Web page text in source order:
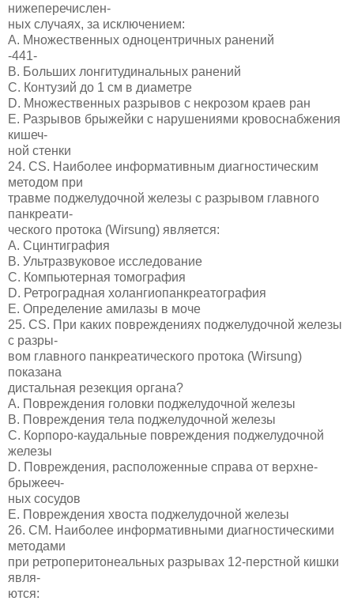
нижеперечислен-
ных случаях, за исключением:
А. Множественных одноцентричных ранений
-441-
B. Больших лонгитудинальных ранений
C. Контузий до 1 см в диаметре
D. Множественных разрывов с некрозом краев ран
E. Разрывов брыжейки с нарушениями кровоснабжения
кишеч-
ной стенки
24. CS. Наиболее информативным диагностическим
методом при
травме поджелудочной железы с разрывом главного
панкреати-
ческого протока (Wirsung) является:
A. Сцинтиграфия
B. Ультразвуковое исследование
C. Компьютерная томография
D. Ретроградная холангиопанкреатография
E. Определение амилазы в моче
25. CS. При каких повреждениях поджелудочной железы
с разры-
вом главного панкреатического протока (Wirsung)
показана
дистальная резекция органа?
A. Повреждения головки поджелудочной железы
B. Повреждения тела поджелудочной железы
C. Корпоро-каудальные повреждения поджелудочной
железы
D. Повреждения, расположенные справа от верхне-
брыжееч-
ных сосудов
E. Повреждения хвоста поджелудочной железы
26. СМ. Наиболее информативными диагностическими
методами
при ретроперитонеальных разрывах 12-перстной кишки
явля-
ются: